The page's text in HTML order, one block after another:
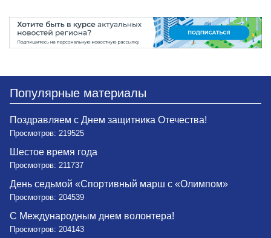
Популярные материалы
Поздравляем с Днем защитника Отечества!
Просмотров: 219525
Шестое время года
Просмотров: 211737
День седьмой «Спортивный марш с «Олимпом»
Просмотров: 204539
С Международным днем волонтера!
Просмотров: 204143